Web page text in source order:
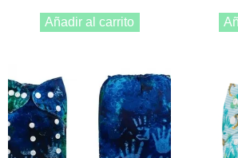
Añadir al carrito